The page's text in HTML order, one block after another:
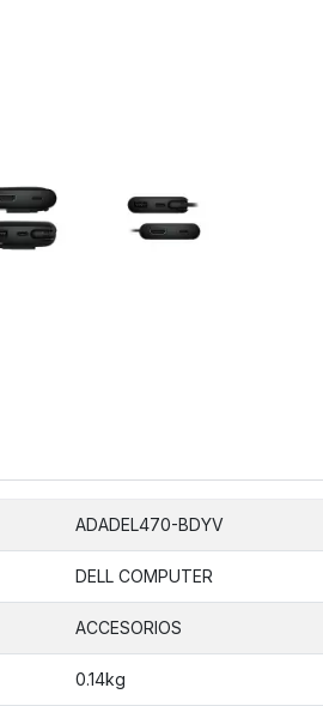
ADADEL470-BDYV
DELL COMPUTER
ACCESORIOS
0.14kg